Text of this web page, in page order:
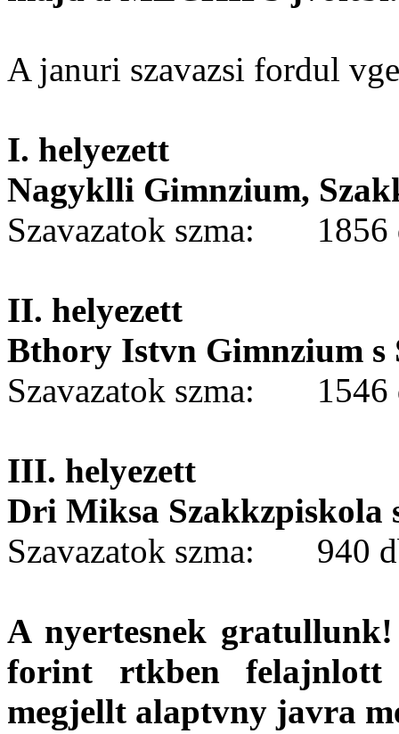
A januri szavazsi fordul
I. helyezett
Nagyklli Gimnzium,
Szavazatok szma: 1856
II. helyezett
Bthory Istvn Gimnzium
Szavazatok szma: 1546
III. helyezett
Dri Miksa Szakkzpiskola
Szavazatok szma: 940
A nyertesnek
forint rtkben
megjellt alaptvny javra